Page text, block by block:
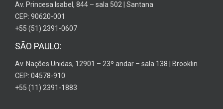
Av. Princesa Isabel, 844 – sala 502 | Santana
CEP: 90620-001
+55 (51) 2391-0607
SÃO PAULO:
Av. Nações Unidas, 12901 – 23º andar – sala 138 | Brooklin
CEP: 04578-910
+55 (11) 2391-1883